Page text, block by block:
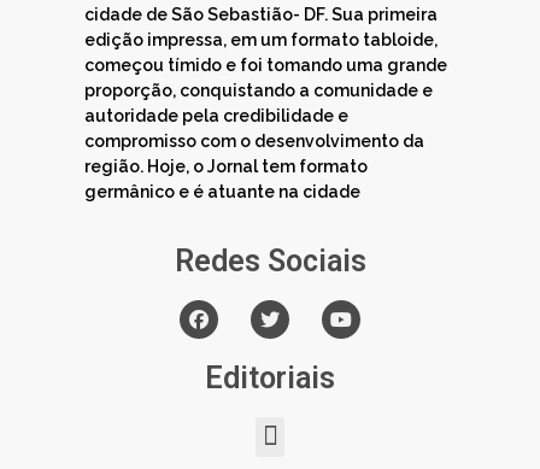
cidade de São Sebastião- DF. Sua primeira
edição impressa, em um formato tabloide,
começou tímido e foi tomando uma grande
proporção, conquistando a comunidade e
autoridade pela credibilidade e
compromisso com o desenvolvimento da
região. Hoje, o Jornal tem formato
germânico e é atuante na cidade
Redes Sociais
Editoriais